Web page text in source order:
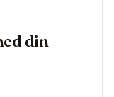
din